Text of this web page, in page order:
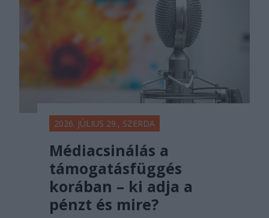
2026. JÚLIUS 29., SZERDA
Médiacsinálás a
támogatásfüggés
korában – ki adja a
pénzt és mire?